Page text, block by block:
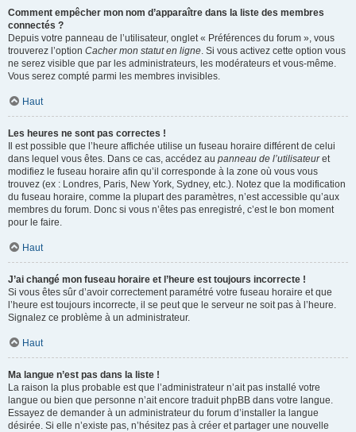
Comment empêcher mon nom d’apparaître dans la liste des membres
connectés ?
Depuis votre panneau de l’utilisateur, onglet « Préférences du forum », vous
trouverez l’option Cacher mon statut en ligne. Si vous activez cette option vous
ne serez visible que par les administrateurs, les modérateurs et vous-même.
Vous serez compté parmi les membres invisibles.
Haut
Les heures ne sont pas correctes !
Il est possible que l’heure affichée utilise un fuseau horaire différent de celui
dans lequel vous êtes. Dans ce cas, accédez au panneau de l’utilisateuret
modifiez le fuseau horaire afin qu’il corresponde à la zone où vous vous
trouvez (ex : Londres, Paris, New York, Sydney, etc.). Notez que la modification
du fuseau horaire, comme la plupart des paramètres, n’est accessible qu’aux
membres du forum. Donc si vous n’êtes pas enregistré, c’est le bon moment
pour le faire.
Haut
J’ai changé mon fuseau horaire et l’heure est toujours incorrecte !
Si vous êtes sûr d’avoir correctement paramétré votre fuseau horaire et que
l’heure est toujours incorrecte, il se peut que le serveur ne soit pas à l’heure.
Signalez ce problème à un administrateur.
Haut
Ma langue n’est pas dans la liste !
La raison la plus probable est que l’administrateur n’ait pas installé votre
langue ou bien que personne n’ait encore traduit phpBB dans votre langue.
Essayez de demander à un administrateur du forum d’installer la langue
désirée. Si elle n’existe pas, n’hésitez pas à créer et partager une nouvelle